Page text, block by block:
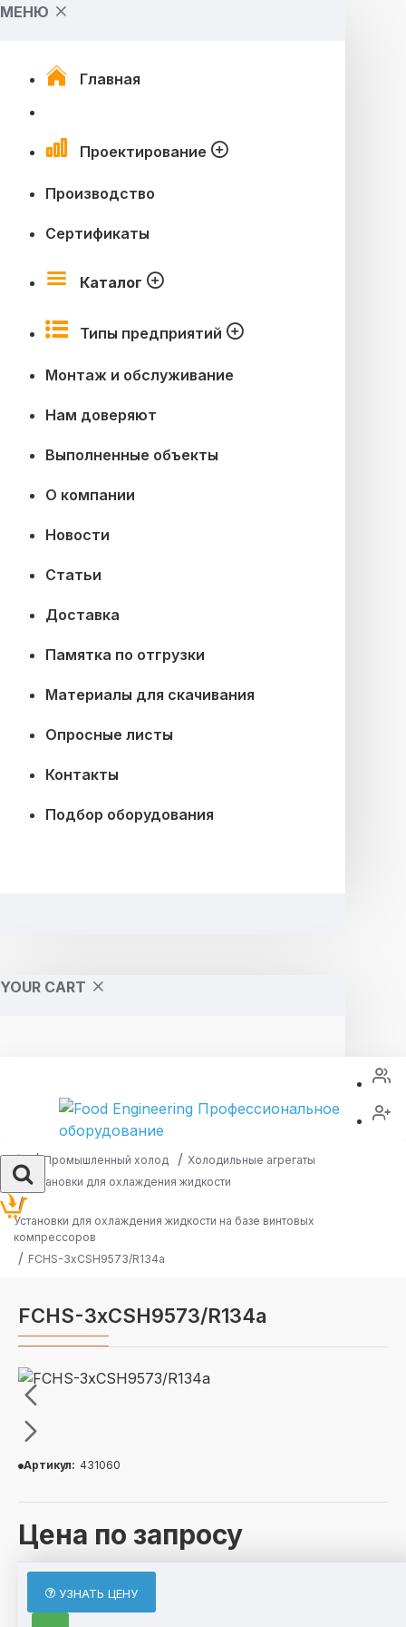
МЕНЮ
Главная
Проектирование
Производство
Сертификаты
Каталог
Типы предприятий
Монтаж и обслуживание
Нам доверяют
Выполненные объекты
О компании
Новости
Статьи
Доставка
Памятка по отгрузки
Материалы для скачивания
Опросные листы
Контакты
Подбор оборудования
YOUR CART
Промышленный холод
Холодильные агрегаты
Установки для охлаждения жидкости
Установки для охлаждения жидкости на базе винтовых
компрессоров
FCHS-3хCSH9573/R134a
FCHS-3хCSH9573/R134a
Цена по запросу
Артикул: 431060
УЗНАТЬ ЦЕНУ
ОПИСАНИЕ